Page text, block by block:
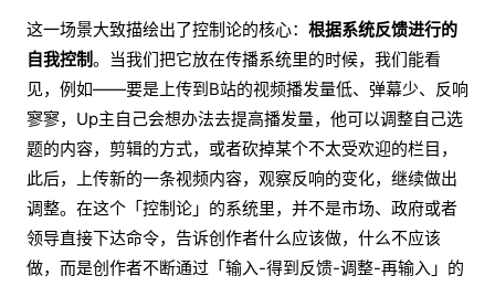
这一场景大致描绘出了控制论的核心： 根据系统反馈进行的
自我控制。当我们把它放在传播系统里的时候，我们能看
见，例如——要是上传到B站的视频播发量低、弹幕少、反响
寥寥，Up主自己会想办法去提高播发量，他可以调整自己选
题的内容，剪辑的方式，或者砍掉某个不太受欢迎的栏目，
此后，上传新的一条视频内容，观察反响的变化，继续做出
调整。在这个「控制论」的系统里，并不是市场、政府或者
领导直接下达命令，告诉创作者什么应该做，什么不应该
做，而是创作者不断通过「输入-得到反馈-调整-再输入」的